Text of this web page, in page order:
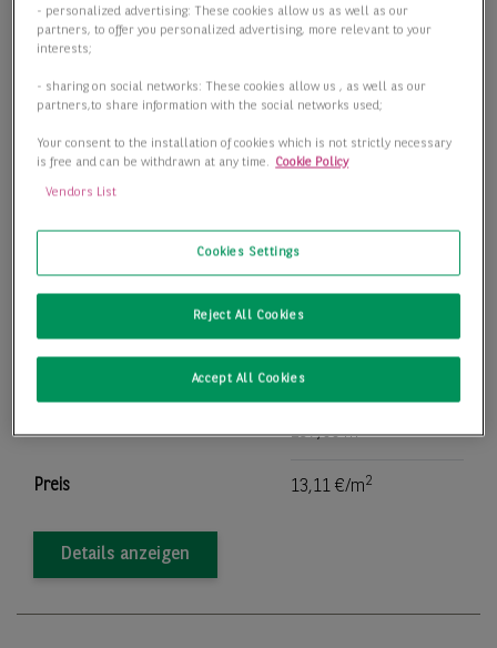
charmante Gewerbefläche in Köln-Marsdorf!
297,00 m
Teilbar ab 297,00 m
Preis 13,11 €/m2
Details anzeigen
- personalized advertising: These cookies allow us as well as our
partners, to offer you personalized advertising, more relevant to your
interests;
- sharing on social networks: These cookies allow us , as well as our
partners,to share information with the social networks used;
Your consent to the installation of cookies which is not strictly necessary
is free and can be withdrawn at any time. Cookie Policy
Vendors List
Cookies Settings
Reject All Cookies
Accept All Cookies